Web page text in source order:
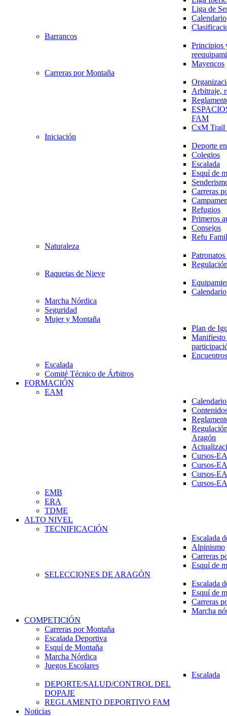
Liga de
Calendario
Barrancos
Principios
Mayencos
Carreras por Montaña
Arbitraje,
FAM
CxM
Iniciación
Deporte
Colegios
Escalada
Esquí de
Carreras
Refugios
Primeros
Consejos
Refu
Naturaleza
Raquetas de Nieve
Calendario
Marcha Nórdica
Seguridad
Mujer y Montaña
Plan de
Escalada
Comité Técnico de Árbitros
FORMACIÓN
EAM
Aragón
Cursos-
Cursos-
Cursos-
Cursos-
EMB
ERA
TDME
ALTO NIVEL
TECNIFICACIÓN
Escalada
Alpinismo
Carreras
Esquí de
SELECCIONES DE ARAGÓN
Escalada
Esquí de
Carreras
Marcha
COMPETICIÓN
Carreras por Montaña
Escalada Deportiva
Esquí de Montaña
Marcha Nórdica
Juegos Escolares
Escalada
DEPORTE/SALUD/CONTROL DEL
DOPAJE
REGLAMENTO DEPORTIVO FAM
Noticias